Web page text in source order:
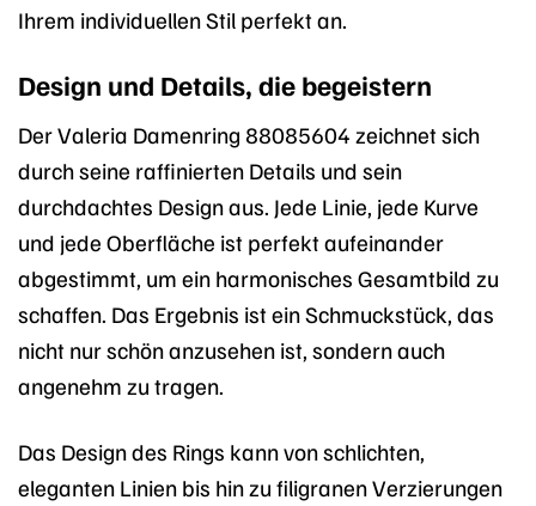
Ihrem individuellen Stil perfekt an.
Design und Details, die begeistern
Der Valeria Damenring 88085604 zeichnet sich
durch seine raffinierten Details und sein
durchdachtes Design aus. Jede Linie, jede Kurve
und jede Oberfläche ist perfekt aufeinander
abgestimmt, um ein harmonisches Gesamtbild zu
schaffen. Das Ergebnis ist ein Schmuckstück, das
nicht nur schön anzusehen ist, sondern auch
angenehm zu tragen.
Das Design des Rings kann von schlichten,
eleganten Linien bis hin zu filigranen Verzierungen